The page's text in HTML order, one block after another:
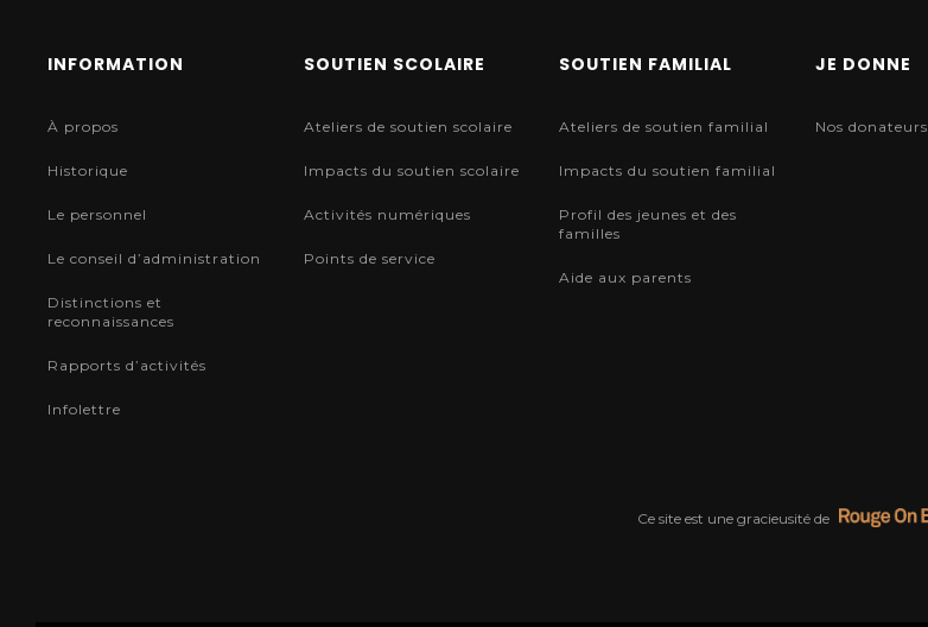
INFORMATION
À propos
Historique
Le personnel
Le conseil d’administration
Distinctions et
reconnaissances
Rapports d’activités
Infolettre
SOUTIEN SCOLAIRE
Ateliers de soutien scolaire
Impacts du soutien scolaire
Activités numériques
Points de service
SOUTIEN FAMILIAL
Ateliers de soutien familial
Impacts du soutien familial
Profil des jeunes et des
familles
Aide aux parents
JE DONNE
Nos donateurs
Ce site est une gracieusité de